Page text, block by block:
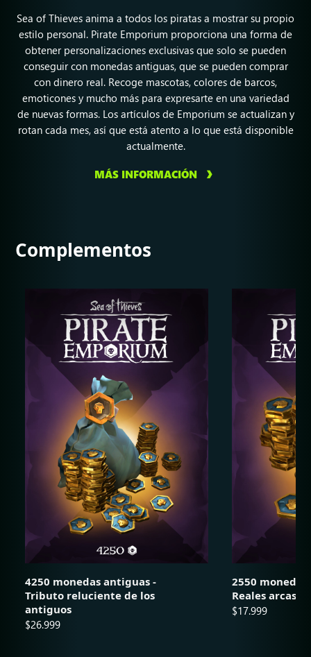
Sea of Thieves anima a todos los piratas a mostrar su propio
estilo personal. Pirate Emporium proporciona una forma de
obtener personalizaciones exclusivas que solo se pueden
conseguir con monedas antiguas, que se pueden comprar
con dinero real. Recoge mascotas, colores de barcos,
emoticones y mucho más para expresarte en una variedad
de nuevas formas. Los artículos de Emporium se actualizan y
rotan cada mes, así que está atento a lo que está disponible
actualmente.
MÁS INFORMACIÓN
Complementos
4250 monedas antiguas -
Tributo reluciente de los
antiguos
$26.999
2550
Reales arcas
$17.999